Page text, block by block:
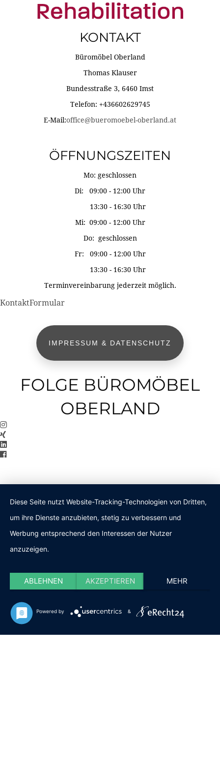
KONTAKT
Büromöbel Oberland
Thomas Klauser
Bundesstraße 3, 6460 Imst
Telefon: +436602629745
E-Mail:office@bueromoebel-oberland.at
ÖFFNUNGSZEITEN
Mo: geschlossen
Di: 09:00 - 12:00 Uhr
13:30 - 16:30 Uhr
Mi: 09:00 - 12:00 Uhr
Do: geschlossen
Fr: 09:00 - 12:00 Uhr
13:30 - 16:30 Uhr
Terminvereinbarung jederzeit möglich.
KontaktFormular
IMPRESSUM & DATENSCHUTZ
FOLGE BÜROMÖBEL
OBERLAND
Diese Seite nutzt Website-Tracking-Technologien von Dritten,
um ihre Dienste anzubieten, stetig zu verbessern und
Werbung entsprechend den Interessen der Nutzer
anzuzeigen.
ABLEHNEN AKZEPTIEREN MEHR
Powered by &